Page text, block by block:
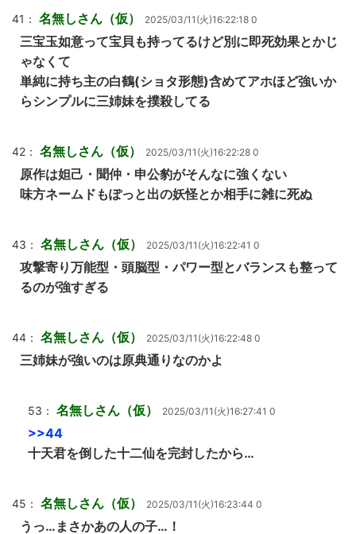
41： 名無しさん（仮） 2025/03/11(火)16:22:18 0
三宝玉如意って宝貝も持ってるけど別に即死効果とかじ
ゃなくて
単純に持ち主の白鶴(ショタ形態)含めてアホほど強いか
らシンプルに三姉妹を撲殺してる
42： 名無しさん（仮） 2025/03/11(火)16:22:28 0
原作は妲己・聞仲・申公豹がそんなに強くない
味方ネームドもぽっと出の妖怪とか相手に雑に死ぬ
43： 名無しさん（仮） 2025/03/11(火)16:22:41 0
攻撃寄り万能型・頭脳型・パワー型とバランスも整って
るのが強すぎる
44： 名無しさん（仮） 2025/03/11(火)16:22:48 0
三姉妹が強いのは原典通りなのかよ
53： 名無しさん（仮） 2025/03/11(火)16:27:41 0
>>44
十天君を倒した十二仙を完封したから…
45： 名無しさん（仮） 2025/03/11(火)16:23:44 0
うっ…まさかあの人の子…！